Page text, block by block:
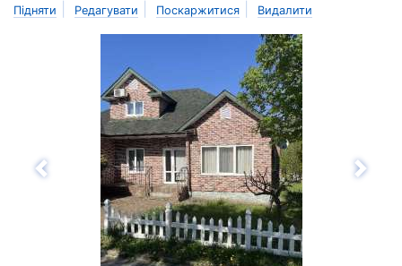
Підняти Редагувати Поскаржитися Видалити
Назад